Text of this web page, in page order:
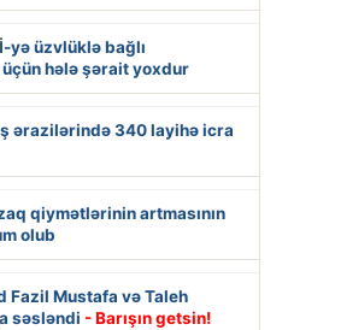
yə üzvlüklə bağlı
hələ şərait yoxdur
ərazilərində 340 layihə icra
qiymətlərinin artmasının
olub
Fazil Mustafa və Taleh
səsləndi - Barışın getsin!